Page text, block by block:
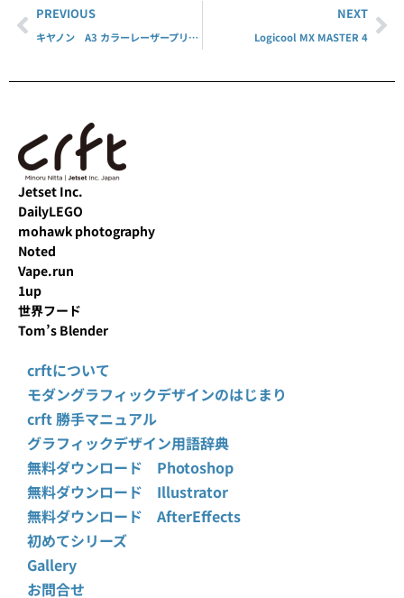
PREVIOUS
キヤノン A3 カラーレーザープリンター LBP841CS
NEXT
Logicool MX MASTER 4
Jetset Inc.
DailyLEGO
mohawk photography
Noted
Vape.run
1up
世界フード
Tom’s Blender
crftについて
モダングラフィックデザインのはじまり
crft 勝手マニュアル
グラフィックデザイン用語辞典
無料ダウンロード Photoshop
無料ダウンロード Illustrator
無料ダウンロード AfterEffects
初めてシリーズ
Gallery
お問合せ